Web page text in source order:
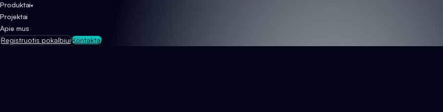
Produktai▾
Projektai
Apie mus
Registruotis pokalbiuiKontaktai